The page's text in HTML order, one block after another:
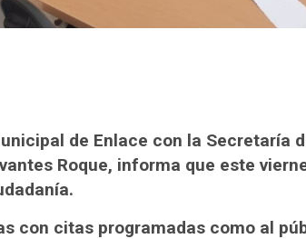
de Enlace con la Secretaría
Roque, informa que este
con citas programadas como al